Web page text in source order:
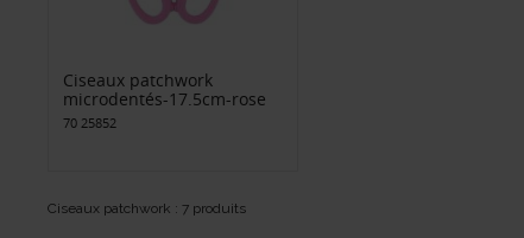
Ciseaux patchwork
microdentés-17.5cm-rose
70 25852
Ciseaux patchwork : 7 produits